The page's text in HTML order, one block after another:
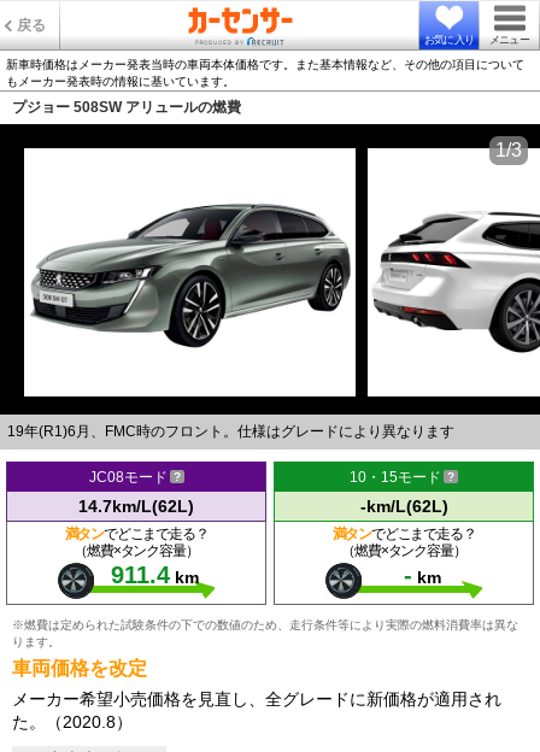
戻る
お気に入り メニュー
新車時価格はメーカー発表当時の車両本体価格です。また基本情報など、その他の項目について
もメーカー発表時の情報に基いています。
プジョー 508SW アリュールの燃費
19年(R1)6月、FMC時のフロント。仕様はグレードにより異なります
1/3
JC08モード
14.7km/L(62L)
満タンでどこまで走る？
（燃費×タンク容量）
911.4 km
10・15モード
-km/L(62L)
満タンでどこまで走る？
（燃費×タンク容量）
- km
※燃費は定められた試験条件の下での数値のため、走行条件等により実際の燃料消費率は異な
ります。
車両価格を改定
メーカー希望小売価格を見直し、全グレードに新価格が適用され
た。（2020.8）